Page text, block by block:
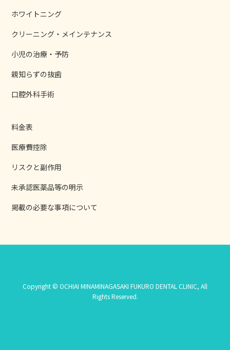
ホワイトニング
クリーニング・メインテナンス
小児の治療・予防
親知らずの抜歯
口腔外科手術
料金表
医療費控除
リスクと副作用
未承認医薬品等の明示
掲載の必要な事項について
Copyright © OCHIAI MINAMINAGASAKI FUKURO DENTAL CLINIC, All
Rights Reserved.